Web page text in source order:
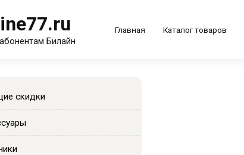
Билайн
Главная Каталог товаров
скидки